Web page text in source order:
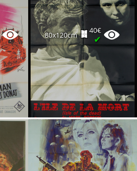
80x120cm
40€
✔